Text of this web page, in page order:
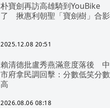
朴寶劍再訪高雄騎到YouBike
了 揪惠利朝聖「寶劍樹」合影
2025.12.08 20:51
賴清德批盧秀燕滿意度落後 中
市府拿民調回擊：分數低笑分數
高
2026.08.06 08:18